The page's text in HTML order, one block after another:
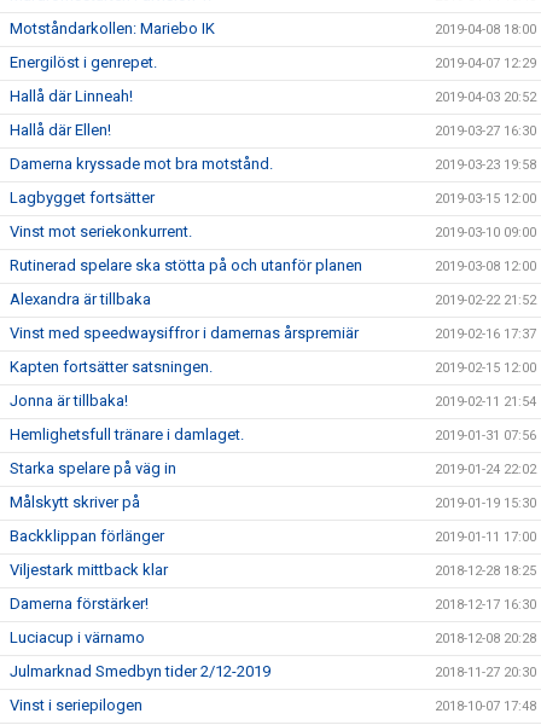
Motståndarkollen: Mariebo IK 2019-04-08 18:00
Energilöst i genrepet. 2019-04-07 12:29
Hallå där Linneah! 2019-04-03 20:52
Hallå där Ellen! 2019-03-27 16:30
Damerna kryssade mot bra motstånd. 2019-03-23 19:58
Lagbygget fortsätter 2019-03-15 12:00
Vinst mot seriekonkurrent. 2019-03-10 09:00
Rutinerad spelare ska stötta på och utanför planen 2019-03-08 12:00
Alexandra är tillbaka 2019-02-22 21:52
Vinst med speedwaysiffror i damernas årspremiär 2019-02-16 17:37
Kapten fortsätter satsningen. 2019-02-15 12:00
Jonna är tillbaka! 2019-02-11 21:54
Hemlighetsfull tränare i damlaget. 2019-01-31 07:56
Starka spelare på väg in 2019-01-24 22:02
Målskytt skriver på 2019-01-19 15:30
Backklippan förlänger 2019-01-11 17:00
Viljestark mittback klar 2018-12-28 18:25
Damerna förstärker! 2018-12-17 16:30
Luciacup i värnamo 2018-12-08 20:28
Julmarknad Smedbyn tider 2/12-2019 2018-11-27 20:30
Vinst i seriepilogen 2018-10-07 17:48